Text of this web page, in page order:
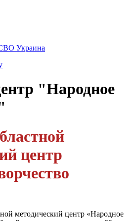
Украина
"Народное
центр
центр «Народное